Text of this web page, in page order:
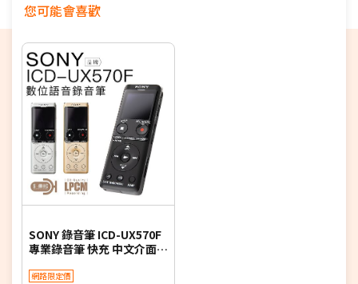
您可能會喜歡
SONY 錄音筆 ICD-UX570F
專業錄音筆 快充 中文介面
網路限定價